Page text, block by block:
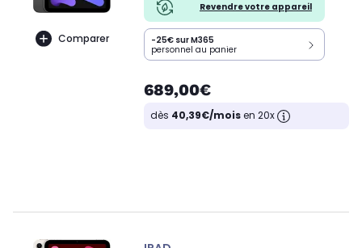
Comparer
Revendre votre appareil
-25€ sur M365
personnel au panier
689,00€
dès 40,39€/moisen 20x